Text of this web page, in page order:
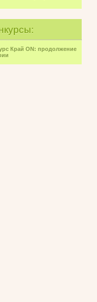
Край ON: продолжение